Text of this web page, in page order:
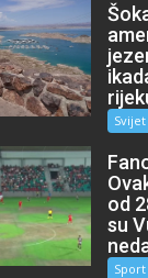
Svijet
od
su
Sport